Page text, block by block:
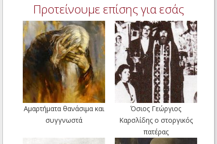
Προτείνουμε επίσης για εσάς
Αμαρτήματα θανάσιμα και
συγγνωστά
Όσιος Γεώργιος
Καρσλίδης ο στοργικός
πατέρας